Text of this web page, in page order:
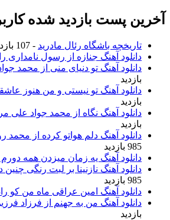
آخرین پست بازدید شده
تاریخچه باشگاه رئال مادرید - 107 بازدید
دانلود آهنگ جنازه از رسول نامداری
دانلود آهنگ تو دنیای منی از محمد
بازدید
دانلود آهنگ تو نیستی و من هنوز
بازدید
دانلود آهنگ نگاه از محمد جواد علی
بازدید
دانلود آهنگ دلم هواتو کرده از محمد
985 بازدید
دانلود آهنگ یه زمان میزدن همه دورم
دانلود آهنگ نازنینا بر لبت رنگی
985 بازدید
دانلود آهنگ امین عراقی ماه من کو
دانلود آهنگ من به جهنم از فرزاد
بازدید